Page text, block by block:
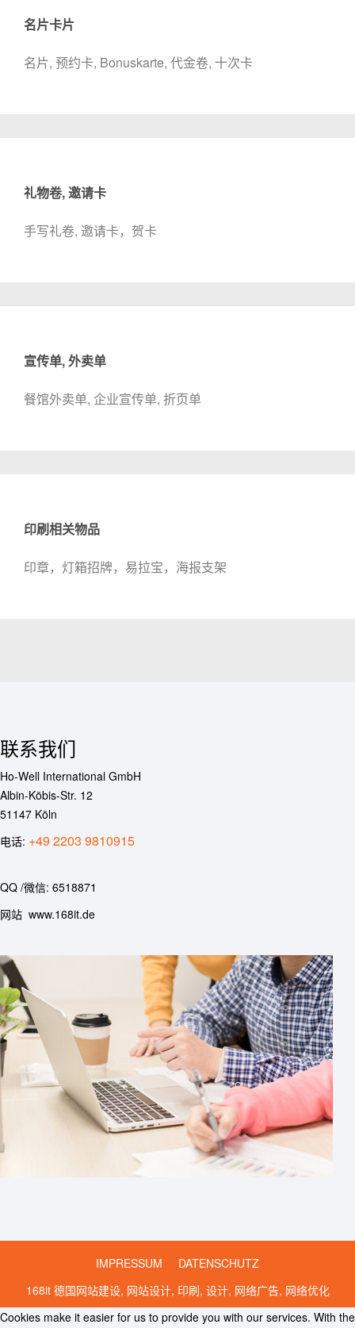
名片卡片
名片, 预约卡, Bonuskarte, 代金卷, 十次卡
礼物卷, 邀请卡
手写礼卷, 邀请卡，贺卡
宣传单, 外卖单
餐馆外卖单, 企业宣传单, 折页单
印刷相关物品
印章，灯箱招牌，易拉宝，海报支架
联系我们
Ho-Well International GmbH
Albin-Köbis-Str. 12
51147 Köln
电话: +49 2203 9810915
QQ /微信: 6518871
网站 www.168it.de
IMPRESSUM
DATENSCHUTZ
168it 德国网站建设, 网站设计, 印刷, 设计, 网络广告, 网络优化
Cookies make it easier for us to provide you with our services. With the